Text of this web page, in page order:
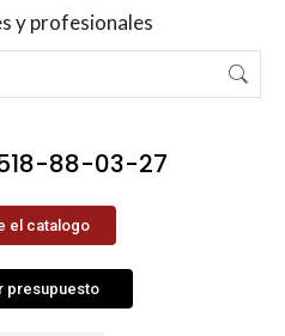
y profesionales
88-03-27
el catalogo
presupuesto